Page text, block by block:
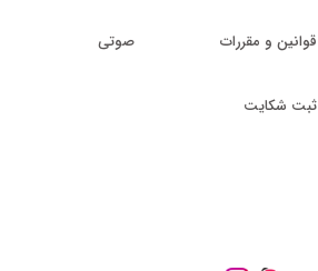
قوانین و مقررات
ثبت شکایت
صوتی